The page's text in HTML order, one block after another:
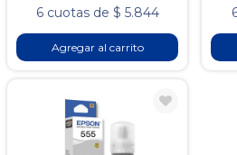
6 cuotas de $ 5.844
Agregar al carrito